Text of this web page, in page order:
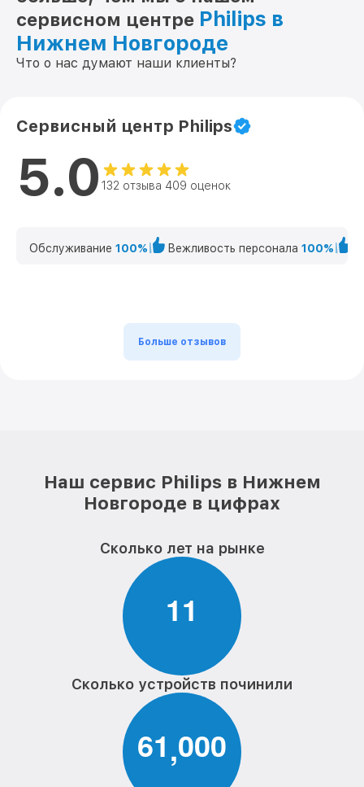
сервисном центре Philips в
Нижнем Новгороде
Что о нас думают наши клиенты?
Сервисный центр Philips
5.0 132 отзыва 409 оценок
Обслуживание 100% Вежливость персонала 100%
Больше отзывов
Наш сервис Philips в Нижнем
Новгороде в цифрах
Сколько лет на рынке
11
Сколько устройств починили
61,000